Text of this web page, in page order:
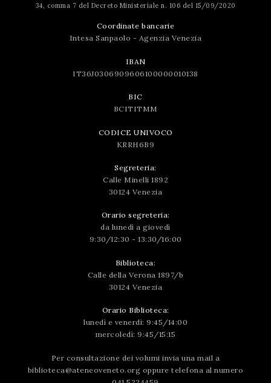
34, comma 7 del Decreto Ministeriale n. 106 del 15/09/2020
Coordinate bancarie
Intesa Sanpaolo - Agenzia Venezia
IBAN
IT36J0306909606100000010138
BIC
BCITITMM
CODICE UNIVOCO
KRRH6B9
Segreteria:
Calle Minelli 1892
30124 Venezia
Orario segreteria:
da lunedì a giovedì
9:30/12:30 - 13:30/16:00
Biblioteca:
Calle della Verona 1897/b
30124 Venezia
Orario Biblioteca:
lunedì e venerdì: 9:45/14:00
mercoledì: 9:45/15:15
Per consultazione dei volumi invia una mail a
biblioteca@ateneoveneto.org oppure telefona al numero